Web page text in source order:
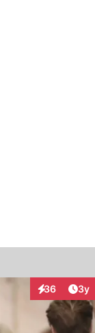
36
Interaktionen
3y